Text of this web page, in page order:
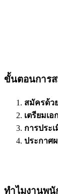
ขั้นตอนการ
สมัครด้ว
เตรียมเ
การประ
ประกาศ
ทำไมงานพนั